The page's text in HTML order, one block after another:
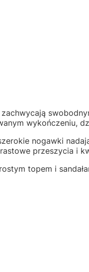
wykończeniu,
nogawki
przeszycia i
topem i